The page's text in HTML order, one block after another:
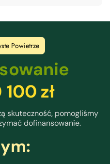
Powietrze
zł
skuteczność, pomogliśmy
dofinansowanie.